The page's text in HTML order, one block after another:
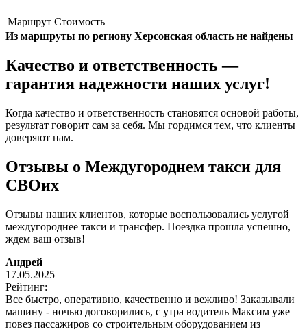
Маршрут Стоимость
Из маршруты по региону Херсонская область не найдены
Качество и ответственность —
гарантия надежности наших услуг!
Когда качество и ответственность становятся основой работы,
результат говорит сам за себя. Мы гордимся тем, что клиенты
доверяют нам.
Отзывы о Междугороднем такси для
СВОих
Отзывы наших клиентов, которые воспользовались услугой
междугороднее такси и трансфер. Поездка прошла успешно,
ждем ваш отзыв!
Андрей
17.05.2025
Рейтинг:
Все быстро, оперативно, качественно и вежливо! Заказывали
машину - ночью договорились, с утра водитель Максим уже
повез пассажиров со строительным оборудованием из